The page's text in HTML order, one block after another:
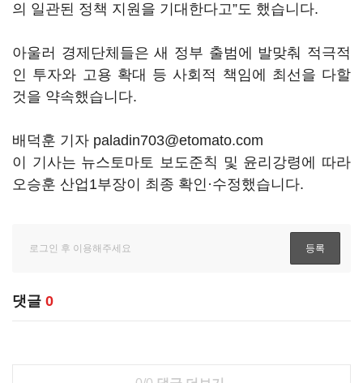
의 일관된 정책 지원을 기대한다고”도 했습니다.
아울러 경제단체들은 새 정부 출범에 발맞춰 적극적
인 투자와 고용 확대 등 사회적 책임에 최선을 다할
것을 약속했습니다.
배덕훈 기자 paladin703@etomato.com
이 기사는 뉴스토마토 보도준칙 및 윤리강령에 따라
오승훈 산업1부장이 최종 확인·수정했습니다.
댓글 0